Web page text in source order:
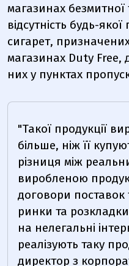
магазинах безмитної
відсутність будь-
сигарет,
магазинах Duty Free,
них у пунктах
"Такої продукції
більше, ніж її
різниця між
виробленою
договори поставок
ринки та
на нелегальні
реалізують таку
директор з